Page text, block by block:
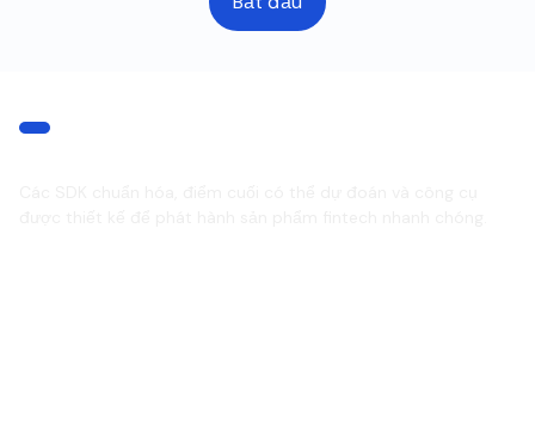
TRẢI NGHIỆM NHÀ PHÁT TRIỂN